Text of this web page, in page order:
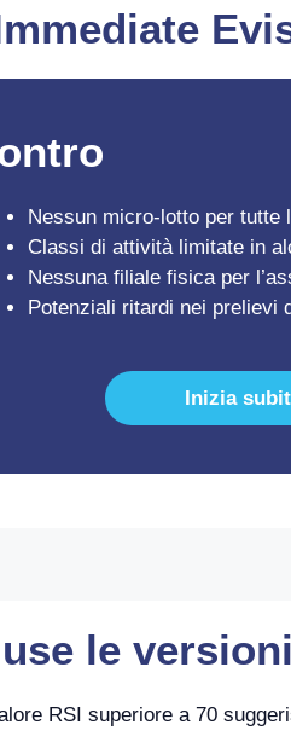
Nessun micro-lotto per tutte
Classi di attività limitate in
Nessuna filiale fisica per
Potenziali ritardi nei prelievi
Inizia
le
RSI superiore a 70